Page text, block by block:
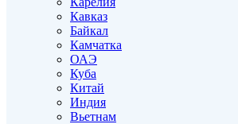
Кавказ
Байкал
Камчатка
ОАЭ
Куба
Китай
Индия
Вьетнам